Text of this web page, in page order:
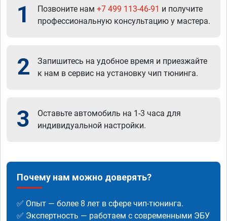
1 Позвоните нам +7 499 113-46-91 и получите
профессиональную консультацию у мастера.
2
Запишитесь на удобное время и приезжайте
к нам в сервис на установку чип тюнинга.
3
Оставьте автомобиль на 1-3 часа для
индивидуальной настройки.
Почему нам можно доверять?
✅ Опыт — более 8 лет в сфере чип-тюнинга.
✅ Экспертность — работаем с современными ЭБУ